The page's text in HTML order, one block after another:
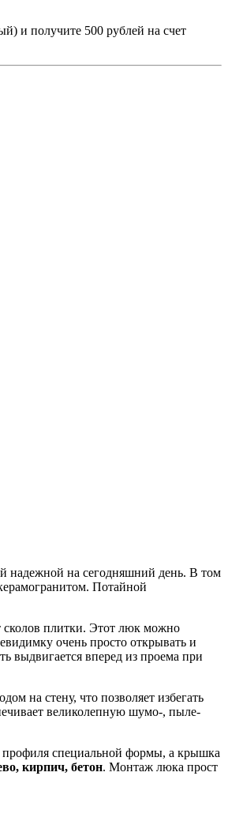
и получите 500 рублей на счет
надежной на сегодняшний день. В том
Потайной
сколов плитки. Этот люк можно
очень просто открывать и
выдвигается вперед из проема при
на стену, что позволяет избегать
великолепную шумо-, пыле-
специальной формы, а крышка
кирпич, бетон. Монтаж люка прост